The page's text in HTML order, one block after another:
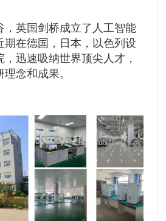
，英国剑桥成立了人工智能
期在德国，日本，以色列设
迅速吸纳世界顶尖人才，
念和成果。